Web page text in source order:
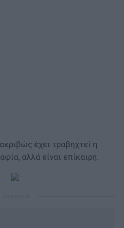
έχει τραβηχτεί η
αλλά είναι επίκαιρη.